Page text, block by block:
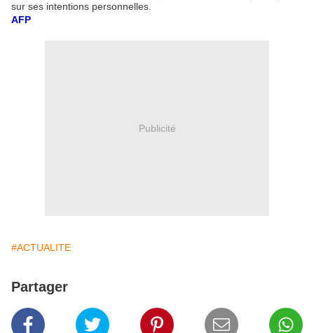
sur ses intentions personnelles.
AFP
Publicité
#ACTUALITE
Partager